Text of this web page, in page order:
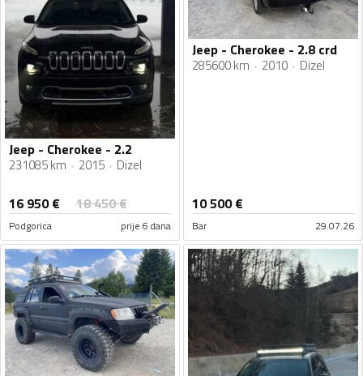
Jeep - Cherokee - 2.2
231085 km 2015 Dizel
16 950€ 18 450€
Podgorica prije 6 dana
Jeep - Cherokee - 2.8 crd
285600 km 2010 Dizel
10 500€
Bar 29.07.26